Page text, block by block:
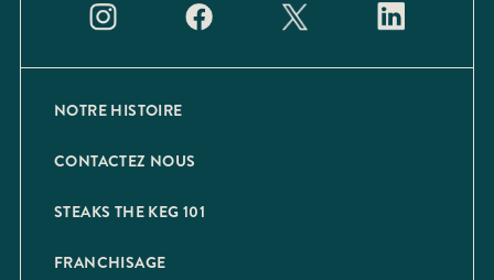
NOTRE HISTOIRE
CONTACTEZ NOUS
STEAKS THE KEG 101
FRANCHISAGE